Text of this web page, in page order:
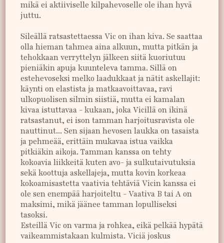
mikä ei aktiiviselle kilpahevoselle ole ihan hyvä
juttu.
Sileällä ratsastettaessa Vic on ihan kiva. Se saattaa
olla hieman tahmea aina alkuun, mutta pitkän ja
tehokkaan verryttelyn jälkeen siitä kuoriutuu
pieniäkin apuja kuunteleva tamma. Sillä on
estehevoseksi melko laadukkaat ja nätit askellajit:
käynti on elastista ja matkaavoittavaa, ravi
ulkopuolisen silmin siistiä, mutta ei kamalan
kivaa istuttavaa - kukaan, joka Vicillä on ikinä
ratsastanut, ei ison tamman harjoitusravista ole
nauttinut... Sen sijaan hevosen laukka on tasaista
ja pehmeää, erittäin mukavaa istua vaikka
pitkiäkin aikoja. Tamman kanssa on tehty
kokoavia liikkeitä kuten avo- ja sulkutaivutuksia
sekä koottuja askellajeja, mutta kovin korkeaa
kokoamisastetta vaativia tehtäviä Vicin kanssa ei
ole sen enempää harjoiteltu - Vaativa B tai A on
maksimi, mikä jäänee tamman lopulliseksi
tasoksi.
Esteillä Vic on varma ja rohkea, eikä pelkää hypätä
vaikeammistakaan kulmista. Viciä joskus